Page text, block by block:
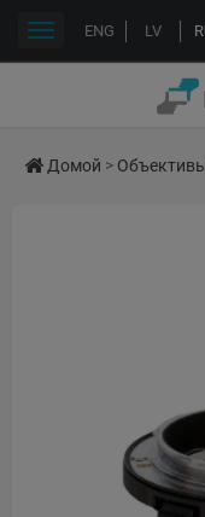
ENG LV
Переключить
Домой >